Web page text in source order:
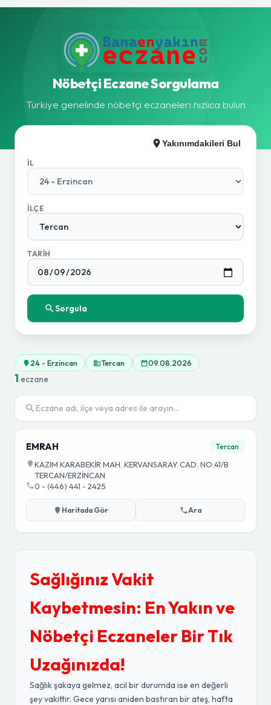
Nöbetçi Eczane Sorgulama
Türkiye genelinde nöbetçi eczaneleri hızlıca bulun
Yakınımdakileri Bul
İL
İLÇE
TARIH
Sorgula
24 - Erzincan Tercan 09.08.2026
1 eczane
EMRAH Tercan
KAZIM KARABEKİR MAH. KERVANSARAY CAD. NO:41/B
TERCAN/ERZİNCAN
0 - (446) 441 - 2425
Haritada Gör Ara
Sağlığınız Vakit
Kaybetmesin: En Yakın ve
Nöbetçi Eczaneler Bir Tık
Uzağınızda!
Sağlık şakaya gelmez, acil bir durumda ise en değerli
şey vakittir. Gece yarısı aniden bastıran bir ateş, hafta